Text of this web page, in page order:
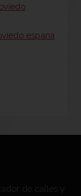
espana
de calles y